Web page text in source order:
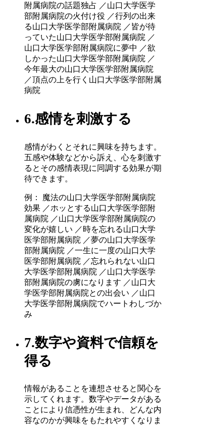
附属病院の話題独占 ／山口大学医学
部附属病院の火付け役 ／行列の出来
る山口大学医学部附属病院 ／皆が待
っていた山口大学医学部附属病院 ／
山口大学医学部附属病院に夢中 ／欲
しかった山口大学医学部附属病院 ／
今年最大の山口大学医学部附属病院
／頂点の上を行く山口大学医学部附属
病院
6.感情を刺激する
感情がわくとそれに興味を持ちます。
五感や体験などから訴え、心を刺激す
るとその感情表現に同調する効果が期
待できます。
例： 魔法の山口大学医学部附属病院
効果 ／ホッとする山口大学医学部附
属病院 ／山口大学医学部附属病院の
変化が嬉しい ／時を忘れる山口大学
医学部附属病院 ／夢の山口大学医学
部附属病院 ／一生に一度の山口大学
医学部附属病院 ／忘れられない山口
大学医学部附属病院 ／山口大学医学
部附属病院の虜になります ／山口大
学医学部附属病院との出会い ／山口
大学医学部附属病院でハートわしづか
み
7.数字や資料で信頼を
得る
情報があることを連想させると関心を
示してくれます。数字やデータがある
ことにより信憑性が生まれ、どんな内
容なのかが興味をもたれやすくなりま